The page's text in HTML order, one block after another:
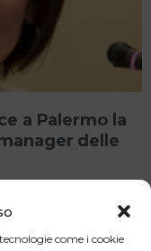
come i cookie
a Palermo la
delle
e
Pmi”. L’iniziativa
dell’Università,